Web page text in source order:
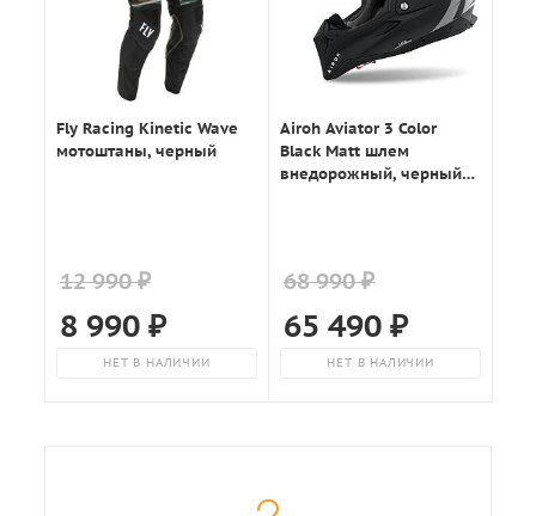
Fly Racing Kinetic Wave
мотоштаны, черный
12 990 ₽
8 990₽
НЕТ В НАЛИЧИИ
Airoh Aviator 3 Color
Black Matt шлем
внедорожный, черный
68 990 ₽
65 490 ₽
НЕТ В НАЛИЧИИ